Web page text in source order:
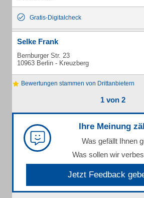
Gratis-Digitalcheck
Selke Frank
Bernburger Str. 23
10963 Berlin - Kreuzberg
Bewertungen stammen von Drittanbietern
1 von 2
Ihre Meinung
Was gefällt Ihnen
Was sollen wir
Jetzt Feedback